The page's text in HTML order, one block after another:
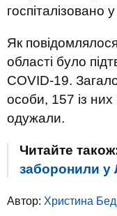
госпіталізовано
Як
області було
COVID-19.
особи, 157 із
одужали.
Читайте
заборонили у
Автор: Христина